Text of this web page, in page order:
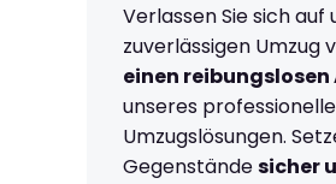
Verlassen Sie sich
zuverlässigen Umzug
einen
unseres
Umzugslösungen.
Gegenständesicher